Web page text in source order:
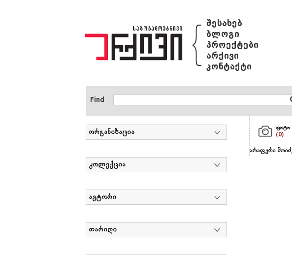
{ შესახებ
ბლოგი
პროექტები
არქივი
კონტაქტი
Find
ორგანიზაცია
კოლექცია
ავტორი
თარიღი
ფოტო
(0)
არაფერი